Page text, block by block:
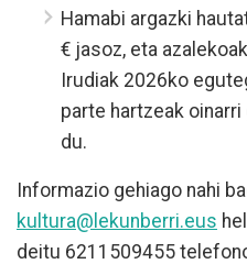
Hamabi argazki
€ jasoz, eta
Irudiak 2026ko
parte hartzeak
du.
Informazio gehiago nahi
kultura@lekunberri.eus
deitu 6211509455